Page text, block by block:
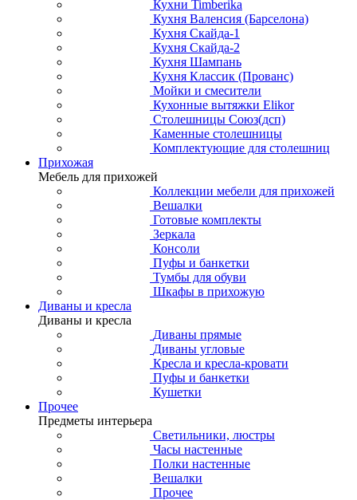
Кухни Timberika
Кухня Валенсия (Барселона)
Кухня Скайда-1
Кухня Скайда-2
Кухня Шампань
Кухня Классик (Прованс)
Мойки и смесители
Кухонные вытяжки Elikor
Столешницы Союз(дсп)
Каменные столешницы
Комплектующие для столешниц
Прихожая
Мебель для прихожей
Коллекции мебели для прихожей
Вешалки
Готовые комплекты
Зеркала
Консоли
Пуфы и банкетки
Тумбы для обуви
Шкафы в прихожую
Диваны и кресла
Диваны и кресла
Диваны прямые
Диваны угловые
Кресла и кресла-кровати
Пуфы и банкетки
Кушетки
Прочее
Предметы интерьера
Светильники, люстры
Часы настенные
Полки настенные
Вешалки
Прочее